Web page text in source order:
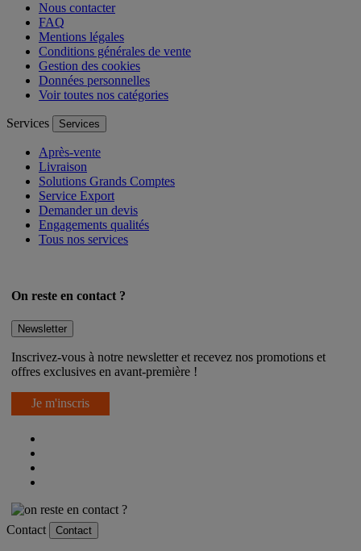
Nous contacter
FAQ
Mentions légales
Conditions générales de vente
Gestion des cookies
Données personnelles
Voir toutes nos catégories
Services Services
Après-vente
Livraison
Solutions Grands Comptes
Service Export
Demander un devis
Engagements qualités
Tous nos services
On reste en contact ?
Newsletter
Inscrivez-vous à notre newsletter et recevez nos promotions et
offres exclusives en avant-première !
Je m'inscris
Contact Contact